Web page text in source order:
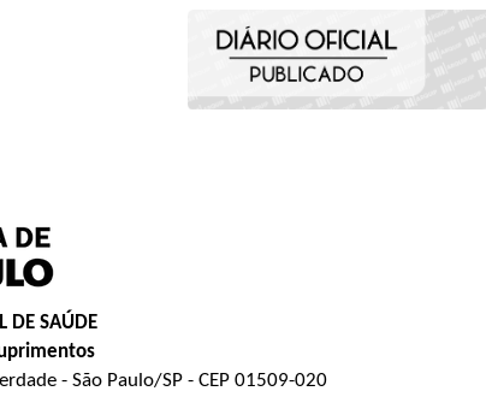
DE SAÚDE
- São Paulo/SP - CEP 01509-020